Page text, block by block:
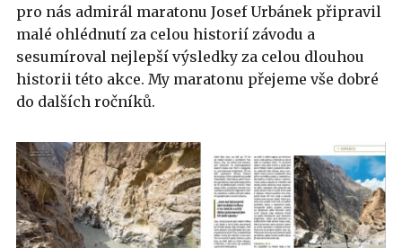
pro nás admirál maratonu Josef Urbánek připravil
malé ohlédnutí za celou historií závodu a
sesumíroval nejlepší výsledky za celou dlouhou
historii této akce. My maratonu přejeme vše dobré
do dalších ročníků.